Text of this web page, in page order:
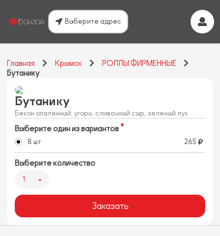
Выберите адрес
Главная Крымск
РОЛЛЫ ФИРМЕННЫЕ
Бутанику
Бутанику
Бекон опаленный, угорь, сливочный сыр, зеленый лук
Выберите один из вариантов
8 шт 265
Выберите количество
1
Заказать